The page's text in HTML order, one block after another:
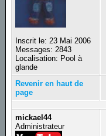
Inscrit le: 23 Mai 2006
Messages: 2843
Localisation: Pool à
glande
Revenir en haut de
page
mickael44
Administrateur